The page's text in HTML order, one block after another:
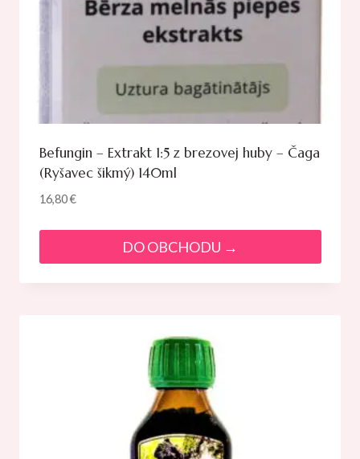
Befungin – Extrakt 1:5 z brezovej huby – Čaga
(Ryšavec šikmý) 140ml
16,80€
DO OBCHODU →